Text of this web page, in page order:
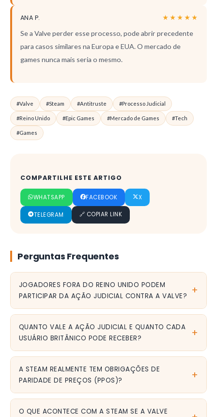
ANA P. ★★★★★
Se a Valve perder esse processo, pode abrir precedente
para casos similares na Europa e EUA. O mercado de
games nunca mais seria o mesmo.
#Valve #Steam #Antitruste #Processo Judicial
#Reino Unido #Epic Games #Mercado de Games #Tech
#Games
COMPARTILHE ESTE ARTIGO
WHATSAPP FACEBOOK X
TELEGRAM 🔗 COPIAR LINK
Perguntas Frequentes
JOGADORES FORA DO REINO UNIDO PODEM
PARTICIPAR DA AÇÃO JUDICIAL CONTRA A VALVE?
Não diretamente. A ação é restrita a residentes da Inglaterra,
País de Gales, Irlanda do Norte e Escócia que compraram
jogos na Steam entre junho de 2018 e junho de 2024.
precedente favorável poderia inspirar ações similares em
outros países.
QUANTO VALE A AÇÃO JUDICIAL E QUANTO CADA
USUÁRIO BRITÂNICO PODE RECEBER?
A ação totaliza £656 milhões (cerca de US$ 899 milhões). As
estimativas apontam compensação individual entre £22 e £44
por usuário elegivãel, proporcional ao valor gasto na
A STEAM REALMENTE TEM OBRIGAÇÕES DE
PARIDADE DE PREÇOS (PPOS)?
Segundo a ação judicial, sim. As PPOs são cláusulas que
impedem desenvolvedoras de vender jogos mais baratos em
O QUE ACONTECE COM A STEAM SE A VALVE